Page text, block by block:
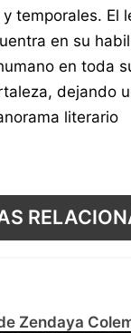
temporales. El
en su
en toda
dejando
literario
Zendaya